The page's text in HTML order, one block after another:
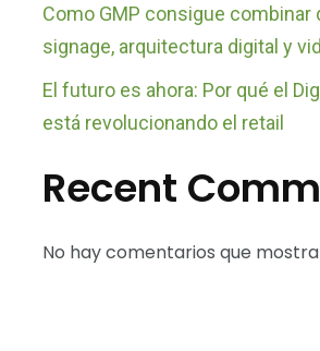
Como GMP consigue combinar
signage, arquitectura digital y
El futuro es ahora: Por qué el
está revolucionando el retail
Recent
No hay comentarios que